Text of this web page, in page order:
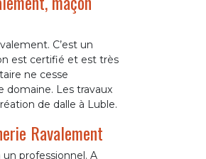
C’est un
est certifié et est très
ne cesse
domaine. Les travaux
de dalle à Luble.
Ravalement
professionnel. A